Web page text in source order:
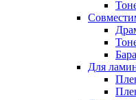
Для